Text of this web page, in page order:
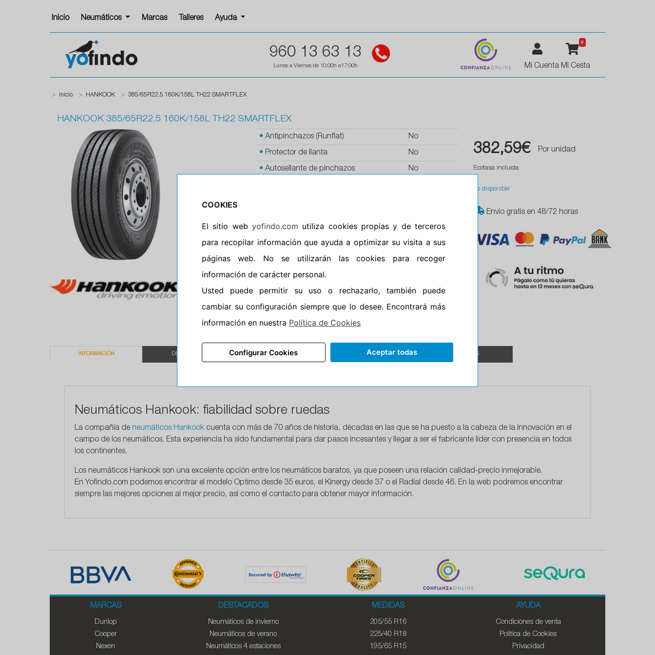
Inicio Neumáticos Marcas Talleres Ayuda
960 13 63 13
Lunes a Viernes de 10:00h a17:00h Mi Cuenta
0
Mi Cesta
> Inicio > HANKOOK > 385/65R22,5 160K/158L TH22 SMARTFLEX
HANKOOK 385/65R22,5 160K/158L TH22 SMARTFLEX
• Antipinchazos (Runflat) No
• Protector de llanta No
• Autosellante de pinchazos No
QUALITY
•
382,59€ Por unidad
Ecotasa incluida.
No disponible
Envío gratis en 48/72 horas
INFORMACIÓN DESCRIPCIÓN CARACTERÍSTICAS RECOMENDADO TALLERES
Neumáticos Hankook: fiabilidad sobre ruedas
La compañía de neumáticos Hankook cuenta con más de 70 años de historia, décadas en las que se ha puesto a la cabeza de la innovación en el
campo de los neumáticos. Esta experiencia ha sido fundamental para dar pasos incesantes y llegar a ser el fabricante líder con presencia en todos
los continentes.
Los neumáticos Hankook son una excelente opción entre los neumáticos baratos, ya que poseen una relación calidad-precio inmejorable.
En Yofindo.com podemos encontrar el modelo Optimo desde 35 euros, el Kinergy desde 37 o el Radial desde 46. En la web podremos encontrar
siempre las mejores opciones al mejor precio, así como el contacto para obtener mayor información.
MARCAS
Dunlop
Cooper
Nexen
DESTACADOS
Neumáticos de invierno
Neumáticos de verano
Neumáticos 4 estaciones
MEDIDAS
205/55 R16
225/40 R18
195/65 R15
AYUDA
Condiciones de venta
Política de Cookies
Privacidad
COOKIES
El sitio web yofindo.com utiliza cookies propias y de terceros
para recopilar información que ayuda a optimizar su visita a sus
páginas web. No se utilizarán las cookies para recoger
información de carácter personal.
Usted puede permitir su uso o rechazarlo, también puede
cambiar su configuración siempre que lo desee. Encontrará más
información en nuestra Política de Cookies
Configurar Cookies Aceptar todas